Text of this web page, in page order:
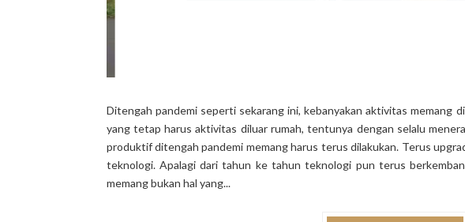
teknologi. Apalagi dari tahun ke tahun teknologi pun terus
memang bukan hal yang...
CONTINUE READING